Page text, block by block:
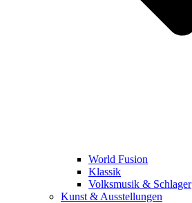
World Fusion
Klassik
Volksmusik & Schlager
Kunst & Ausstellungen